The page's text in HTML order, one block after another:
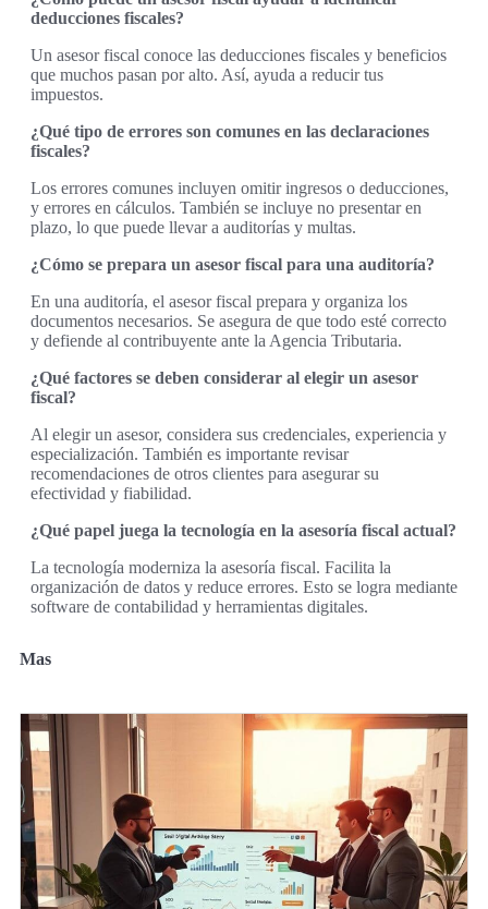
deducciones fiscales?
Un asesor fiscal conoce las deducciones fiscales y beneficios
que muchos pasan por alto. Así, ayuda a reducir tus
impuestos.
¿Qué tipo de errores son comunes en las declaraciones
fiscales?
Los errores comunes incluyen omitir ingresos o deducciones,
y errores en cálculos. También se incluye no presentar en
plazo, lo que puede llevar a auditorías y multas.
¿Cómo se prepara un asesor fiscal para una auditoría?
En una auditoría, el asesor fiscal prepara y organiza los
documentos necesarios. Se asegura de que todo esté correcto
y defiende al contribuyente ante la Agencia Tributaria.
¿Qué factores se deben considerar al elegir un asesor
fiscal?
Al elegir un asesor, considera sus credenciales, experiencia y
especialización. También es importante revisar
recomendaciones de otros clientes para asegurar su
efectividad y fiabilidad.
¿Qué papel juega la tecnología en la asesoría fiscal actual?
La tecnología moderniza la asesoría fiscal. Facilita la
organización de datos y reduce errores. Esto se logra mediante
software de contabilidad y herramientas digitales.
Mas